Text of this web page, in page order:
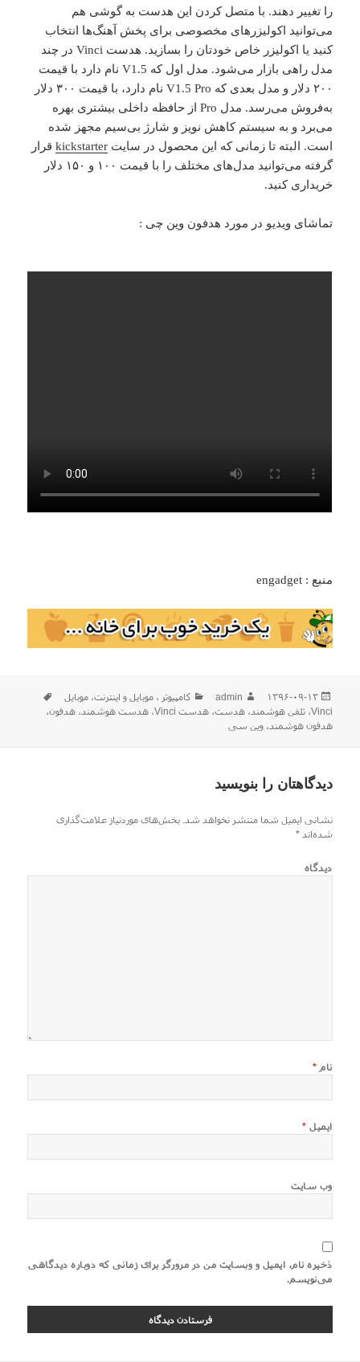
را تغییر دهند. با متصل کردن این هدست به گوشی هم
می‌توانید اکولیزرهای مخصوصی برای پخش آهنگ‌ها انتخاب
کنید یا اکولیزر خاص خودتان را بسازید. هدست Vinci در چند
مدل راهی بازار می‌شود. مدل اول که V1.5 نام دارد با قیمت
۲۰۰ دلار و مدل بعدی که V1.5 Pro نام دارد، با قیمت ۳۰۰ دلار
به‌فروش می‌رسد. مدل Pro از حافظه داخلی بیشتری بهره
می‌برد و به سیستم کاهش نویز و شارژ بی‌سیم مجهز شده
است. البته تا زمانی که این محصول در سایتkickstarter قرار
گرفته می‌توانید مدل‌های مختلف را با قیمت ۱۰۰ و ۱۵۰ دلار
خریداری کنید.
تماشای ویدیو در مورد هدفون وین چی :
منبع : engadget
ارسال
شده
در
۱۳۹۶-۰۹-۱۳ نویسنده
admin دسته‌ها
كامپيوتر ، موبایل و اينترنت،موبایل
Vinci،تلفن هوشمند ،هدست،هدست Vinci ،هدست هوشمند ،هدفون،
هدفون هوشمند ،وین سی
دیدگاهتان را بنویسید
نشانی ایمیل شما منتشر نخواهد شد. بخش‌های موردنیاز علامت‌گذاری
شده‌اند*
دیدگاه
نام *
ایمیل *
وب‌ سایت
ذخیره نام، ایمیل و وبسایت من در مرورگر برای زمانی که دوباره دیدگاهی
می‌نویسم.